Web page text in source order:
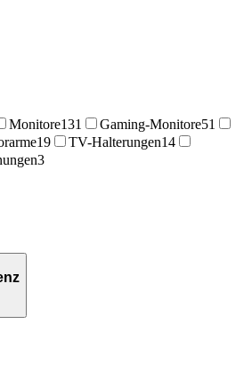
Monitore131 Gaming-Monitore51
19 TV-Halterungen14
3